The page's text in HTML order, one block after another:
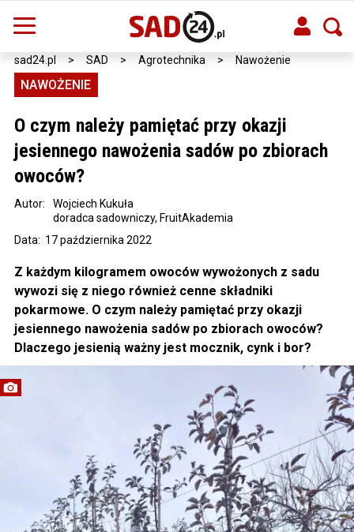
sad24.pl > SAD > Agrotechnika > Nawożenie
NAWOŻENIE
O czym należy pamiętać przy okazji
jesiennego nawożenia sadów po zbiorach
owoców?
Data: 17 października 2022
Autor:
Wojciech Kukuła
doradca sadowniczy, FruitAkademia
Z każdym kilogramem owoców wywożonych z sadu
wywozi się z niego również cenne składniki
pokarmowe. O czym należy pamiętać przy okazji
jesiennego nawożenia sadów po zbiorach owoców?
Dlaczego jesienią ważny jest mocznik, cynk i bor?